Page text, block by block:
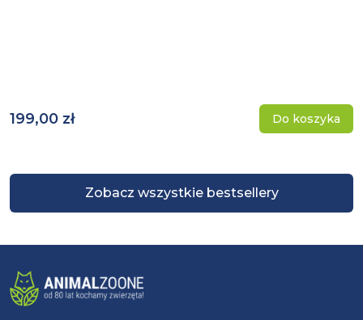
Zobacz wszystkie bestsellery
199,00 zł Do koszyka